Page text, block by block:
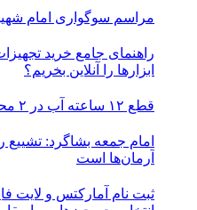
مراسم سوگواری امام
راهنمای جامع خرید
ابزارها را آنلاین بخریم؟
قطع ۱۲ ساعته آب در ۲ محله بندرعباس
امام جمعه بشاگرد: تشییع
آرمان‌ها است
ثبت نام آمارکتس و لایت